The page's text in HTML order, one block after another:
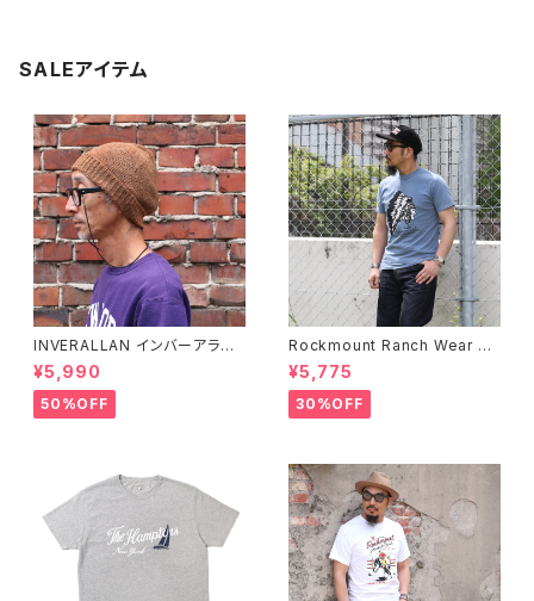
SALEアイテム
INVERALLAN インバーアラン 1
00%ピュアウール ニットキャッ
プ 全8色
¥5,990
50%OFF
Rockmount Ranch Wear ロ
ックマウント ランチウェア Chie
f Western T-Shirt 半袖Tシャ
ツ 全2色
¥5,775
30%OFF